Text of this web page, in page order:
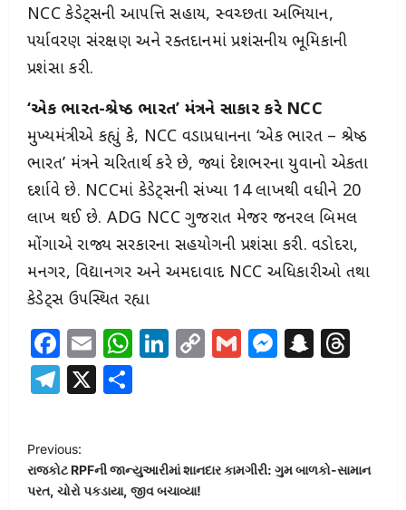
NCC કેડેટ્સની આપત્તિ સહાય, સ્વચ્છતા અભિયાન,
પર્યાવરણ સંરક્ષણ અને રક્તદાનમાં પ્રશંસનીય ભૂમિકાની
પ્રશંસા કરી.
‘એક ભારત-શ્રેષ્ઠ ભારત’ મંત્રને સાકાર કરે NCC
મુખ્યમંત્રીએ કહ્યું કે, NCC વડાપ્રધાનના ‘એક ભારત – શ્રેષ્ઠ
ભારત’ મંત્રને ચરિતાર્થ કરે છે, જ્યાં દેશભરના યુવાનો એકતા
દર્શાવે છે. NCCમાં કેડેટ્સની સંખ્યા 14 લાખથી વધીને 20
લાખ થઈ છે. ADG NCC ગુજરાત મેજર જનરલ બિમલ
મોંગાએ રાજ્ય સરકારના સહયોગની પ્રશંસા કરી. વડોદરા,
જામનગર, વિદ્યાનગર અને અમદાવાદ NCC અધિકારીઓ તથા
કેડેટ્સ ઉપસ્થિત રહ્યા
Facebook
EmailWhatsApp
LinkedIn
CopyGmail
Telegram
X
P
o
s
Previous:
રાજકોટ RPFની જાન્યુઆરીમાં શાનદાર કામગીરી: ગુમ બાળકો-સામાન
પરત, ચોરો પકડાયા, જીવ બચાવ્યા!